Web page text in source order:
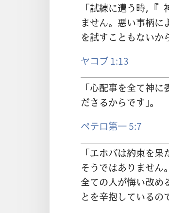
「試練に遭う時，『
ません。 悪い事柄に
を試すこともないか
ヤコブ 1:13
「心配事を全て神に
ださるからです」。
ペテロ第一 5:7
「エホバは約束を果
そうではありません。
全ての人が悔い改め
とを辛抱しているの